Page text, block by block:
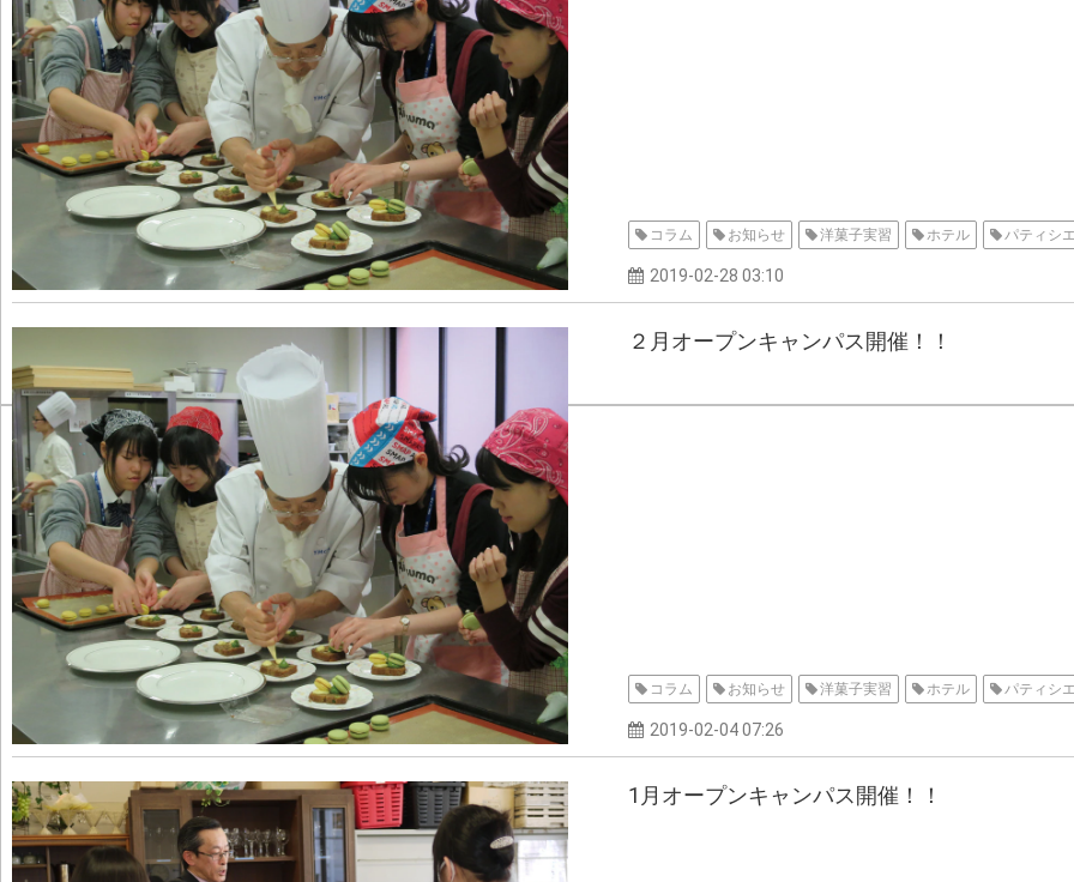
コラム お知らせ 洋菓子実習 ホテル パティシエ
2019-02-28 03:10
２月オープンキャンパス開催！！
コラム お知らせ 洋菓子実習 ホテル パティシエ
2019-02-04 07:26
1月オープンキャンパス開催！！